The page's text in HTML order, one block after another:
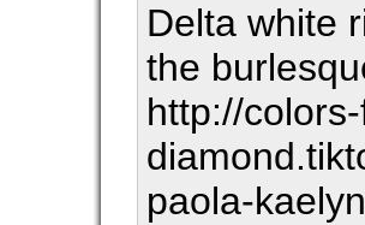
Delta white
the
http://
paola-kaelyn